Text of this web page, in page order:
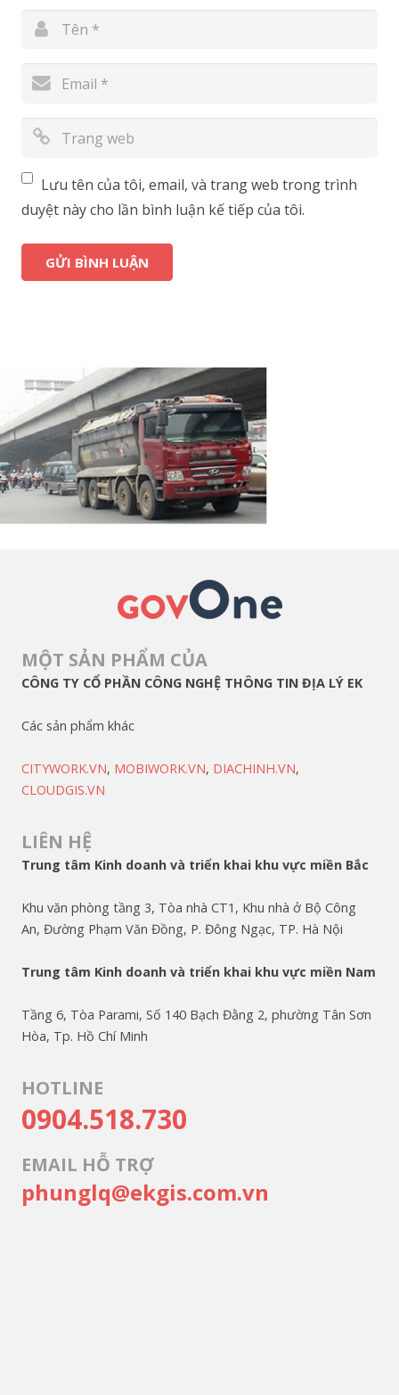
Lưu tên của tôi, email, và trang web trong trình
duyệt này cho lần bình luận kế tiếp của tôi.
MỘT SẢN PHẨM CỦA
CÔNG TY CỔ PHẦN CÔNG NGHỆ THÔNG TIN ĐỊA LÝ EK
Các sản phẩm khác
CITYWORK.VN, MOBIWORK.VN, DIACHINH.VN,
CLOUDGIS.VN
LIÊN HỆ
Trung tâm Kinh doanh và triển khai khu vực miền Bắc
Khu văn phòng tầng 3, Tòa nhà CT1, Khu nhà ở Bộ Công
An, Đường Phạm Văn Đồng, P. Đông Ngạc, TP. Hà Nội
Trung tâm Kinh doanh và triển khai khu vực miền Nam
Tầng 6, Tòa Parami, Số 140 Bạch Đằng 2, phường Tân Sơn
Hòa, Tp. Hồ Chí Minh
HOTLINE
0904.518.730
EMAIL HỖ TRỢ
phunglq@ekgis.com.vn